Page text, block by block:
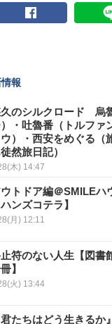
報
のシルクロード 烏
・吐魯番（トルファ
ウ）・西安をめぐる（
然旅日記）
木) 14:47
トドア編＠SMILEハ
ンズコテラ】
月) 12:11
符のない人生【図書
】
火) 13:44
君たちはどう生きるか